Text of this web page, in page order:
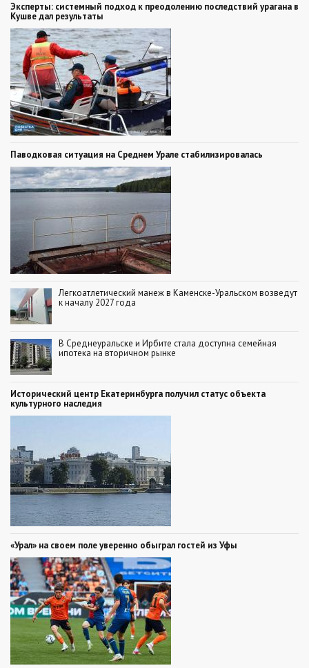
Эксперты: системный подход к преодолению последствий урагана в
Кушве дал результаты
Паводковая ситуация на Среднем Урале стабилизировалась
Легкоатлетический манеж в Каменске-Уральском возведут
к началу 2027 года
В Среднеуральске и Ирбите стала доступна семейная
ипотека на вторичном рынке
Исторический центр Екатеринбурга получил статус объекта
культурного наследия
«Урал» на своем поле уверенно обыграл гостей из Уфы